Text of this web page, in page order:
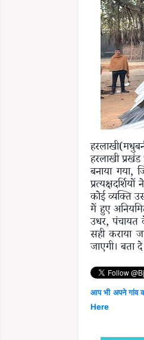
हरलाखी
बनाया गया,
कोई व्यक्ति
में हुए
उधर, पंचायत
सही कराया
जाएगी। बता
आप भी अपने गांव
Here